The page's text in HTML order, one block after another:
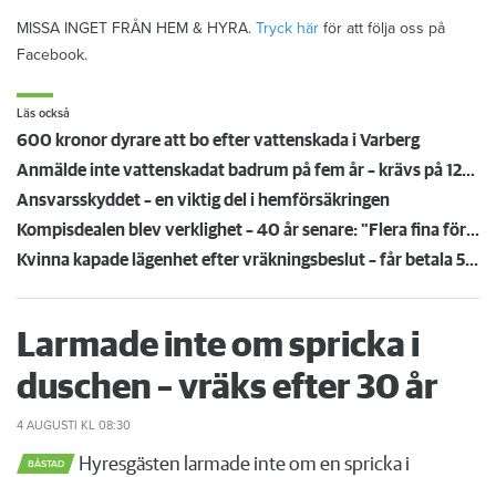
MISSA INGET FRÅN HEM & HYRA. Tryck här för att följa oss på
Facebook.
Läs också
600 kronor dyrare att bo efter vattenskada i Varberg
Anmälde inte vattenskadat badrum på fem år – krävs på 125 000 kronor
Ansvarsskyddet – en viktig del i hemförsäkringen
Kompisdealen blev verklighet – 40 år senare: "Flera fina fördelar med att dela bostad"
Kvinna kapade lägenhet efter vräkningsbeslut – får betala 50 000
Larmade inte om spricka i
duschen – vräks efter 30 år
4 AUGUSTI KL 08:30
BÅSTAD
Hyresgästen larmade inte om en spricka i